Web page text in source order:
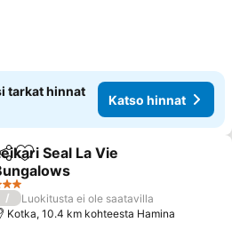
tarkat hinnat
Katso hinnat
Lisää suosikkeihin
Seal La Vie
Tähtiluokitus
/
Luokitusta ei ole saatavilla
Kotka, 10.4 km kohteesta Hamina